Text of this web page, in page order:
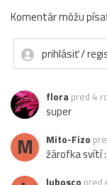
Komentár môžu
prihlásiť /
flora pred 4
super
M Mito-Fizo
žárofka svítí
lubosco pred